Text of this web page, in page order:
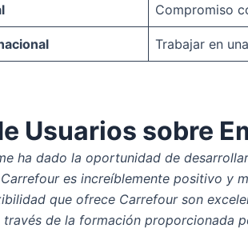
Compromiso
Trabajar en
Usuarios sobre
ha dado la oportunidad de
es increíblemente positivo y
que ofrece Carrefour son
de la formación proporcionada